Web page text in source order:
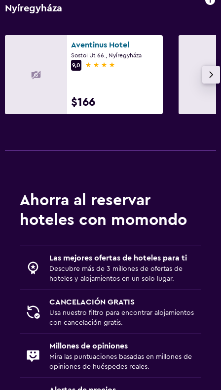
Comedor
Mesa de billar
Nyíregyháza
Aventinus Hotel
Sostoi Ut 66., Nyíregyháza
9,0
4 estrellas
$166
Ahorra al reservar
hoteles con momondo
Las mejores ofertas de hoteles para ti
Descubre más de 3 millones de ofertas de
hoteles y alojamientos en un solo lugar.
CANCELACIÓN GRATIS
Usa nuestro filtro para encontrar alojamientos
con cancelación gratis.
Millones de opiniones
Mira las puntuaciones basadas en millones de
opiniones de huéspedes reales.